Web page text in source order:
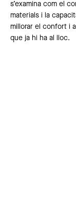
s’examina com el
materials i la
millorar el confort i
que ja hi ha al lloc.